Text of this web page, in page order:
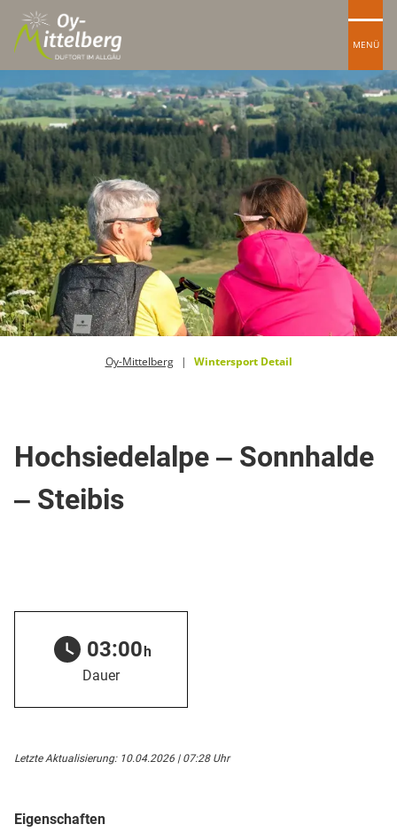
MENÜ
Oy-Mittelberg Wintersport Detail
Hochsiedelalpe ‒ Sonnhalde
‒ Steibis
03:00h
Dauer
Letzte Aktualisierung: 10.04.2026 | 07:28 Uhr
Eigenschaften